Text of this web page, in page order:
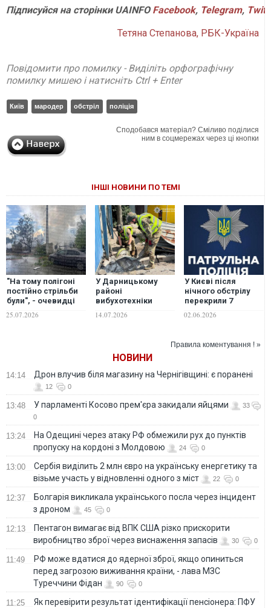
ПідписуйсянасторінкиUAINFO Facebook, Telegram,
Тетяна Степанова, РБК-Україна
Повідомити про помилку - Виділіть орфографічну
помилку мишею і натисніть Ctrl + Enter
Київ мародер обстріл поліція
Сподобався матеріал? Сміливо поділися
ним в соцмережах через ці кнопки
ІНШІ НОВИНИ ПО ТЕМІ
"На тому полігоні
постійно стрільби
були", - очевидці
РФ по виставці
25.07.2026
У Дарницькому
районі
вибухотехніки
вилучили бойову
14.07.2026
У Києві після
нічного обстрілу
перекрили 7
поліція
02.06.2026
Правила коментування ! »
НОВИНИ
14:14 Дрон влучив біля магазину на Чернігівщині: є поранені
12 0
13:48 У парламенті Косово прем'єра закидали яйцями
33
0
13:24
На Одещині через атаку РФ обмежили рух до пунктів
пропуску на кордоні з Молдовою
24 0
13:00
Сербія виділить 2 млн євро на українську енергетику та
візьме участь у відновленні одного з міст
22 0
12:37
Болгарія викликала українського посла через інцидент
з дроном
45 0
12:13
Пентагон вимагає від ВПК США різко прискорити
виробництво зброї через виснаження запасів
30 0
11:49
РФ може вдатися до ядерної зброї, якщо опиниться
перед загрозою виживання країни, - лава МЗС
Туреччини Фідан
90 0
11:25
Як перевірити результат ідентифікації пенсіонера: ПФУ